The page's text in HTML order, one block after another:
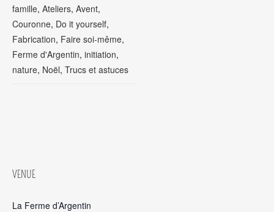
famille, Ateliers, Avent,
Couronne, Do it yourself,
Fabrication, Faire soi-même,
Ferme d'Argentin, initiation,
nature, Noël, Trucs et astuces
VENUE
La Ferme d’Argentin